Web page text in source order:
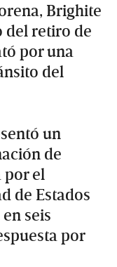
Brighite
del retiro de
por una
del
un
de
por el
de Estados
seis
por